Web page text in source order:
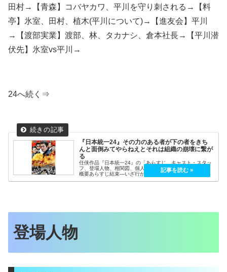
田村→【青森】コバヤカワ、平川を守り刺される→【料
亭】氷室、田村、植木(平川について)→【進友会】平川
→【渡部実業】渡部、林、タカナシ、倉本社長→【平川潜
伏先】氷室vs平川→
24へ続く⇒
『日本統一24』その力のある者が下の者をきち
んと面倒みてやらねえとそれは組織の崩壊に繋が
る
任侠作品『日本統一24』の「あらすじ、キャスト・スタッ
フ、登場人物、相関図、個人の感想」を記載しています。
概要あらすじ結束―いざ行かん、頂へ!!全国の神農を巻き
登場人物